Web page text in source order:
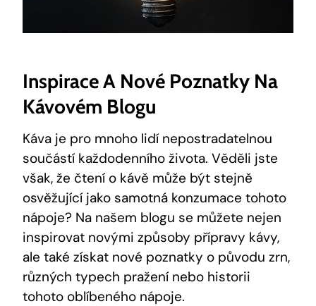
Inspirace A Nové Poznatky Na
Kávovém Blogu
Káva je pro mnoho lidí nepostradatelnou
součástí každodenního života. Věděli jste
však, že čtení o kávě může být stejně
osvěžující jako samotná konzumace tohoto
nápoje? Na našem blogu se můžete nejen
inspirovat novými způsoby přípravy kávy,
ale také získat nové poznatky o původu zrn,
různých typech pražení nebo historii
tohoto oblíbeného nápoje.